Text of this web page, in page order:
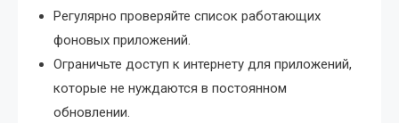
Регулярно проверяйте список работающих
фоновых приложений.
Ограничьте доступ к интернету для приложений,
которые не нуждаются в постоянном
обновлении.